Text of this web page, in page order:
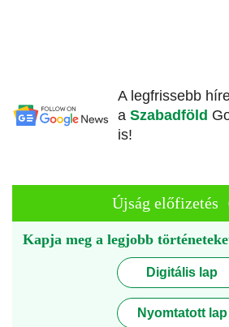
A legfrissebb
a Szabadföld
is!
Újság előfizetés
Kapja meg a legjobb
Digitális lap
Nyomtatott lap